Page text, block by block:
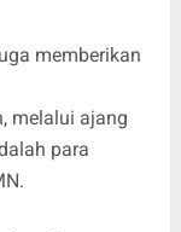
memberikan
melalui ajang
para